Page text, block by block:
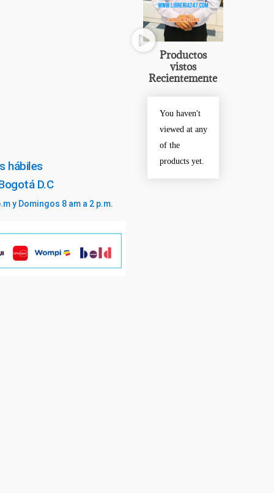
hábiles
D.C
y Domingos 8 am a 2 p.m.
Productos
vistos
Recientemente
You haven't
viewed at any
of the
products yet.